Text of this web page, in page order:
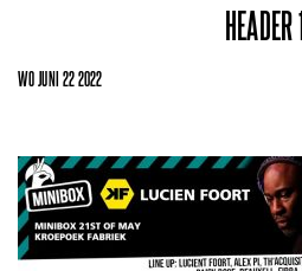
HEADER 1
WO JUNI 22 2022